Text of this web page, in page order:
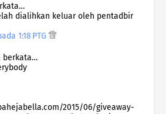
dialihkan keluar oleh pentadbir
1:18 PTG
berkata…
2015/06/giveaway-